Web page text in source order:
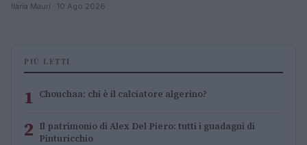
Ilaria Mauri · 10 Ago 2026
PIÙ LETTI
1 Chouchaa: chi è il calciatore algerino?
2 Il patrimonio di Alex Del Piero: tutti i guadagni di
Pinturicchio